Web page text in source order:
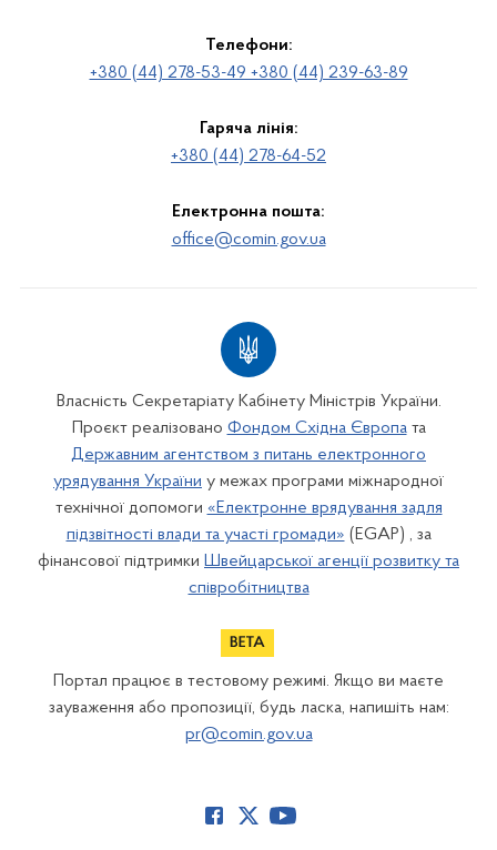
Телефони:
+380 (44) 278-53-49 +380 (44) 239-63-89
Гаряча лінія:
+380 (44) 278-64-52
Електронна пошта:
office@comin.gov.ua
Власність Секретаріату Кабінету Міністрів України.
Проєкт реалізовано Фондом Східна Європата
Державним агентством з питань електронного
урядування України у межах програми міжнародної
технічної допомоги «Електронне врядування задля
підзвітності влади та участі громади» (EGAP) , за
фінансової підтримки Швейцарської агенції розвитку та
співробітництва
Портал працює в тестовому режимі. Якщо ви маєте
зауваження або пропозиції, будь ласка, напишіть нам:
pr@comin.gov.ua